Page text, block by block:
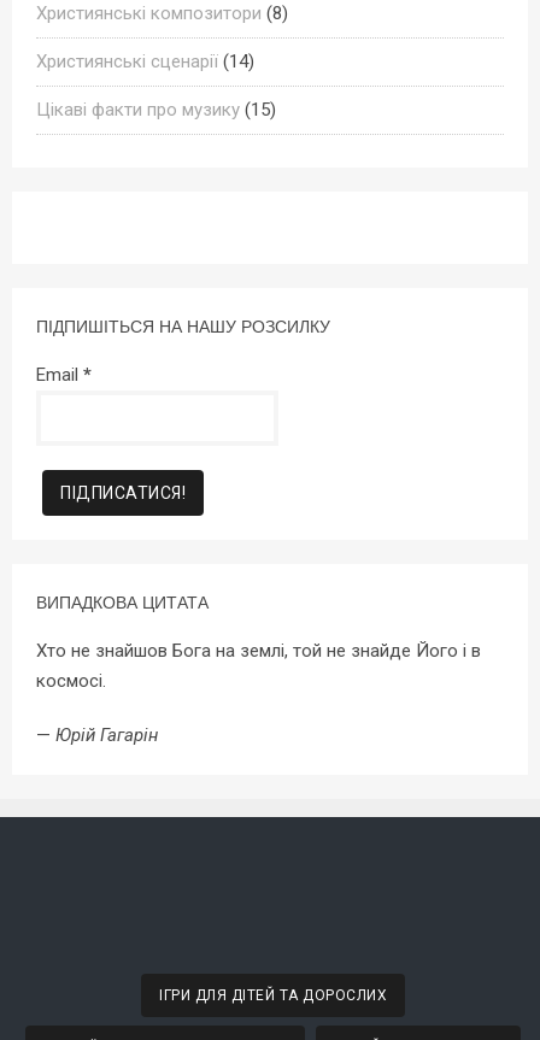
Християнські композитори (8)
Християнські сценарії (14)
Цікаві факти про музику (15)
ПІДПИШІТЬСЯ НА НАШУ РОЗСИЛКУ
Email *
ВИПАДКОВА ЦИТАТА
Хто не знайшов Бога на землі, той не знайде Його і в
космосі.
— Юрій Гагарін
ІГРИ ДЛЯ ДІТЕЙ ТА ДОРОСЛИХ